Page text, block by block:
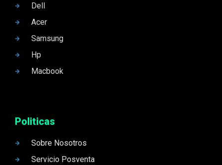
Dell
Acer
Samsung
Hp
Macbook
Politicas
Sobre Nosotros
Servicio Posventa